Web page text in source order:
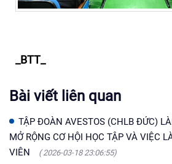
_BTT_
Bài viết liên quan
TẬP ĐOÀN AVESTOS (CHLB ĐỨC)
MỞ RỘNG CƠ HỘI HỌC TẬP VÀ VIỆC
VIÊN
( 2026-03-18 23:06:55)